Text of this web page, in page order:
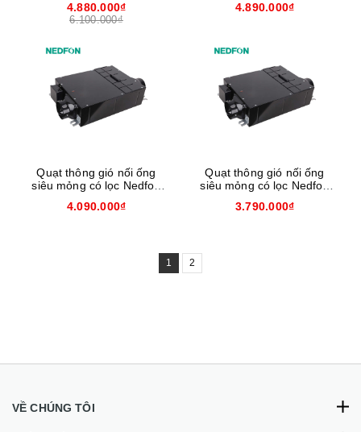
4.880.000₫
6.100.000₫
4.890.000₫
Quạt thông gió nối ống
siêu mỏng có lọc Nedfon
4.090.000₫
Quạt thông gió nối ống
siêu mỏng có lọc Nedfon
3.790.000₫
1 2
VỀ CHÚNG TÔI